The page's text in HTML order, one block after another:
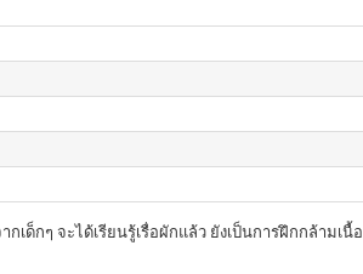
ด็กๆ จะได้เรียนรู้เรื่อผักแล้ว ยังเป็นการฝึกกล้ามเนื้อ